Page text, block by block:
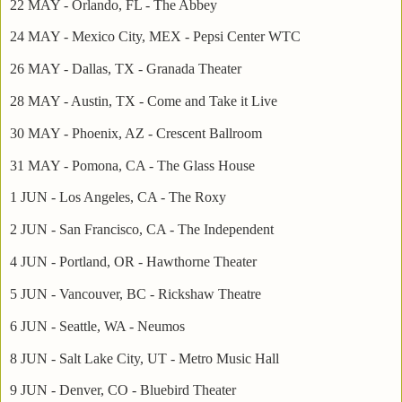
22 MAY - Orlando, FL - The Abbey
24 MAY - Mexico City, MEX - Pepsi Center WTC
26 MAY - Dallas, TX - Granada Theater
28 MAY - Austin, TX - Come and Take it Live
30 MAY - Phoenix, AZ - Crescent Ballroom
31 MAY - Pomona, CA - The Glass House
1 JUN - Los Angeles, CA - The Roxy
2 JUN - San Francisco, CA - The Independent
4 JUN - Portland, OR - Hawthorne Theater
5 JUN - Vancouver, BC - Rickshaw Theatre
6 JUN - Seattle, WA - Neumos
8 JUN - Salt Lake City, UT - Metro Music Hall
9 JUN - Denver, CO - Bluebird Theater